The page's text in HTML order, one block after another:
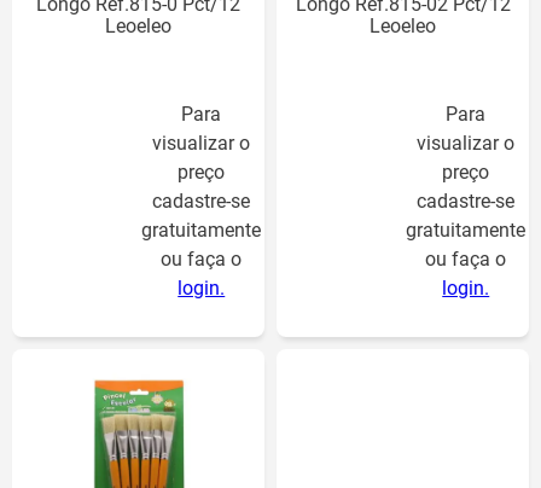
Leoeleo
Para
visualizar o
preço
cadastre-se
gratuitamente
ou faça o
login.
Leoeleo
Para
visualizar o
preço
cadastre-se
gratuitamente
ou faça o
login.